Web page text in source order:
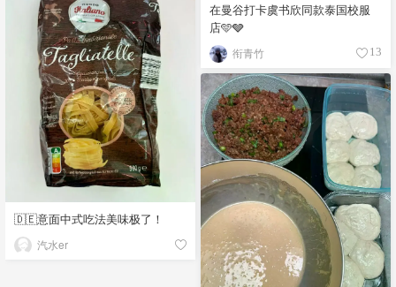
在曼谷打卡虞书欣同款泰国校服
店🩵🩶
衔青竹 13
🇩🇪意面中式吃法美味极了！
汽水er